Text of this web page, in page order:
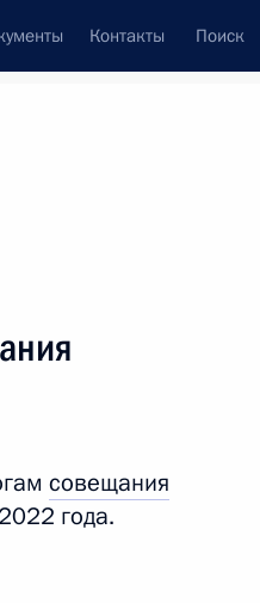
Контакты Поиск
совещания
года.